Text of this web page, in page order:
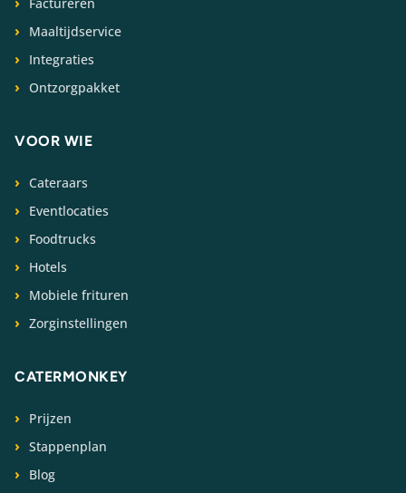
Factureren
Maaltijdservice
Integraties
Ontzorgpakket
VOOR WIE
Cateraars
Eventlocaties
Foodtrucks
Hotels
Mobiele frituren
Zorginstellingen
CATERMONKEY
Prijzen
Stappenplan
Blog